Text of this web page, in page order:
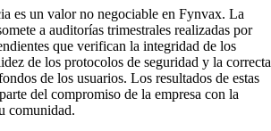
es un valor no negociable en Fynvax. La
a auditorías trimestrales realizadas por
que verifican la integridad de los
de los protocolos de seguridad y la correcta
de los usuarios. Los resultados de estas
del compromiso de la empresa con la
comunidad.